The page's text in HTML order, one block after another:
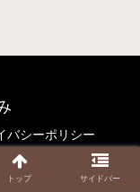
バシーポリシー
み.
トップ サイドバー